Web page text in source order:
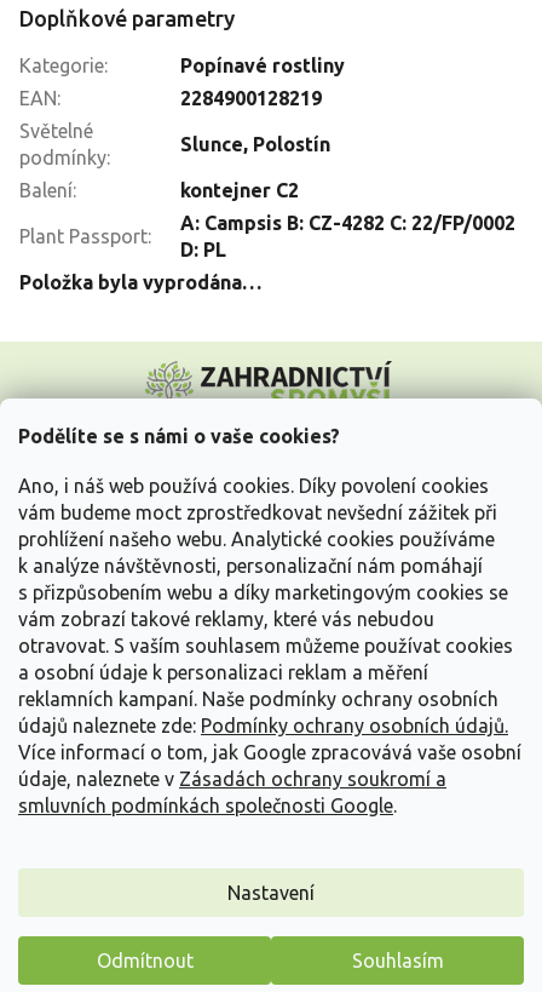
Podělíte se s námi o vaše cookies?
Ano, i náš web používá cookies. Díky povolení cookies
vám budeme moct zprostředkovat nevšední zážitek při
prohlížení našeho webu. Analytické cookies používáme
k analýze návštěvnosti, personalizační nám pomáhají
s přizpůsobením webu a díky marketingovým cookies se
vám zobrazí takové reklamy, které vás nebudou
otravovat. S vaším souhlasem můžeme používat cookies
a osobní údaje k personalizaci reklam a měření
reklamních kampaní. Naše podmínky ochrany osobních
údajů naleznete zde: Podmínky ochrany osobních údajů.
Více informací o tom, jak Google zpracovává vaše osobní
údaje, naleznete v Zásadách ochrany soukromí a
smluvních podmínkách společnosti Google.
Nastavení
Odmítnout Souhlasím
Doplňkové parametry
Kategorie:
Popínavé rostliny
EAN:
2284900128219
Světelné
podmínky:
Slunce, Polostín
Balení: kontejner C2
Plant Passport:
A: Campsis B: CZ-4282 C: 22/FP/0002
D: PL
Položka byla vyprodána…
p
Vše o nákupu
Informace pro Vás
Kontakujte nás
Vytvořil Shoptet
Copyright 2026Zahradnictví Spomyšl. Všechna práva
vyhrazena.